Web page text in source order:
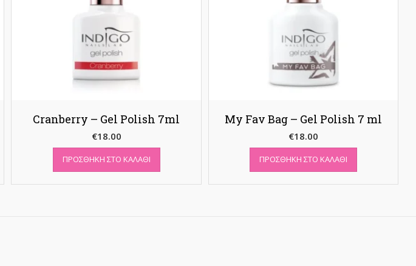
Cranberry – Gel Polish 7ml
€18.00
ΠΡΟΣΘΉΚΗ ΣΤΟ ΚΑΛΆΘΙ
My Fav Bag – Gel Polish 7 ml
€18.00
ΠΡΟΣΘΉΚΗ ΣΤΟ ΚΑΛΆΘΙ